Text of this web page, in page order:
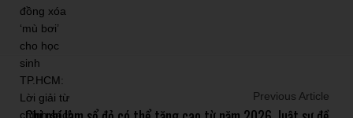
Previous Article